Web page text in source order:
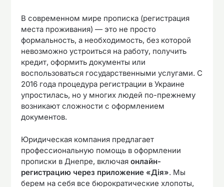
В современном мире прописка (регистрация
места проживания) — это не просто
формальность, а необходимость, без которой
невозможно устроиться на работу, получить
кредит, оформить документы или
воспользоваться государственными услугами. С
2016 года процедура регистрации в Украине
упростилась, но у многих людей по-прежнему
возникают сложности с оформлением
документов.
Юридическая компания предлагает
профессиональную помощь в оформлении
прописки в Днепре, включаяонлайн-
регистрацию через приложение «Дія». Мы
берем на себя все бюрократические хлопоты,